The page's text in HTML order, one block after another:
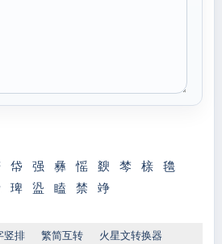
帒 强 彝 愮 斔 棽 榇
氌
琕 盕 瞌 禁 竫
竖排 繁简互转 火星文转换器